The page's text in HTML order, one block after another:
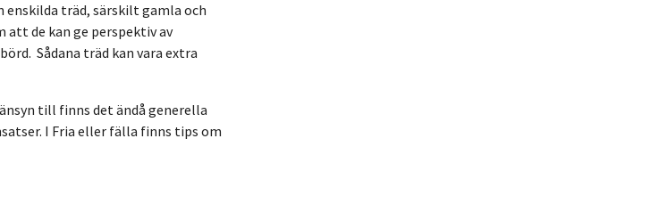
träd, särskilt gamla och
att de kan ge perspektiv av
Sådana träd kan vara extra
till finns det ändå generella
I Fria eller fälla finns tips om